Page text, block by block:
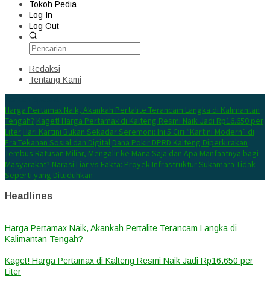
Tokoh Pedia
Log In
Log Out
Redaksi
Tentang Kami
Harga Pertamax Naik, Akankah Pertalite Terancam Langka di Kalimantan
Tengah? Kaget! Harga Pertamax di Kalteng Resmi Naik Jadi Rp16.650 per
Liter Hari Kartini Bukan Sekadar Seremoni: Ini 5 Ciri “Kartini Modern” di
Era Tekanan Sosial dan Digital Dana Pokir DPRD Kalteng Diperkirakan
Tembus Ratusan Miliar, Mengalir ke Mana Saja dan Apa Manfaatnya bagi
Masyarakat? Narasi Liar vs Fakta: Proyek Infrastruktur Sukamara Tidak
Seperti yang Dituduhkan
Headlines
Harga Pertamax Naik, Akankah Pertalite Terancam Langka di
Kalimantan Tengah?
Kaget! Harga Pertamax di Kalteng Resmi Naik Jadi Rp16.650 per
Liter